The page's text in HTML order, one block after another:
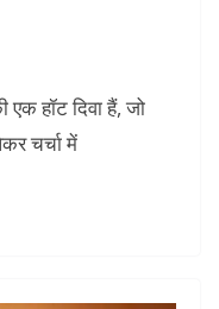
हॉट दिवा हैं, जो
चर्चा में